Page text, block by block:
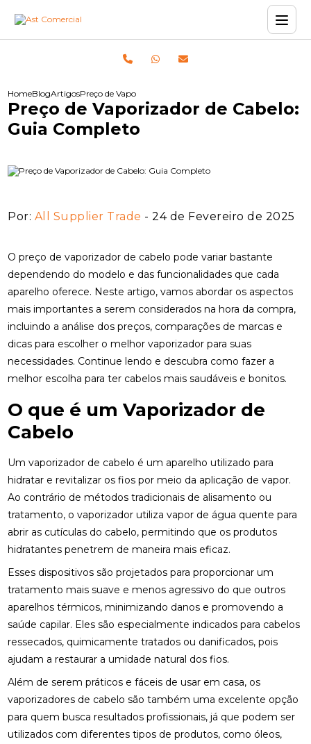
HomeBlogArtigosPreço de Vaporizador de Cabelo: Guia Completo
Preço de Vaporizador de Cabelo:
Guia Completo
Por: All Supplier Trade - 24 de Fevereiro de 2025
O preço de vaporizador de cabelo pode variar bastante
dependendo do modelo e das funcionalidades que cada
aparelho oferece. Neste artigo, vamos abordar os aspectos
mais importantes a serem considerados na hora da compra,
incluindo a análise dos preços, comparações de marcas e
dicas para escolher o melhor vaporizador para suas
necessidades. Continue lendo e descubra como fazer a
melhor escolha para ter cabelos mais saudáveis e bonitos.
O que é um Vaporizador de
Cabelo
Um vaporizador de cabelo é um aparelho utilizado para
hidratar e revitalizar os fios por meio da aplicação de vapor.
Ao contrário de métodos tradicionais de alisamento ou
tratamento, o vaporizador utiliza vapor de água quente para
abrir as cutículas do cabelo, permitindo que os produtos
hidratantes penetrem de maneira mais eficaz.
Esses dispositivos são projetados para proporcionar um
tratamento mais suave e menos agressivo do que outros
aparelhos térmicos, minimizando danos e promovendo a
saúde capilar. Eles são especialmente indicados para cabelos
ressecados, quimicamente tratados ou danificados, pois
ajudam a restaurar a umidade natural dos fios.
Além de serem práticos e fáceis de usar em casa, os
vaporizadores de cabelo são também uma excelente opção
para quem busca resultados profissionais, já que podem ser
utilizados com diferentes tipos de produtos, como óleos,